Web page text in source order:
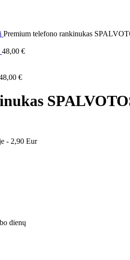
Premium telefono rankinukas
48,00 €
€
- 2,90 Eur
dienų